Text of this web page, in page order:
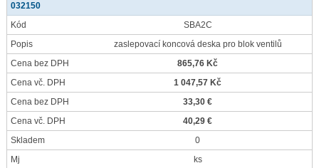
032150
Kód
SBA2C
Popis
zaslepovací koncová deska pro blok ventilů
Cena bez DPH
865,76 Kč
Cena vč. DPH
1 047,57 Kč
Cena bez DPH
33,30 €
Cena vč. DPH
40,29 €
Skladem
0
Mj
ks